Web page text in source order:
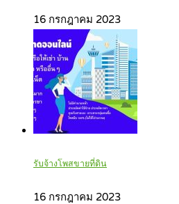
16 กรกฎาคม 2023
รับจ้างโพสขายที่ดิน
16 กรกฎาคม 2023